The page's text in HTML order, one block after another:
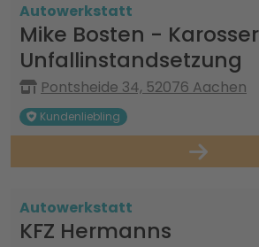
Autowerkstatt
Mike Bosten -
Unfallinstandsetzung
Pontsheide 34, 52076 Aachen
Kundenliebling
Autowerkstatt
KFZ Hermanns